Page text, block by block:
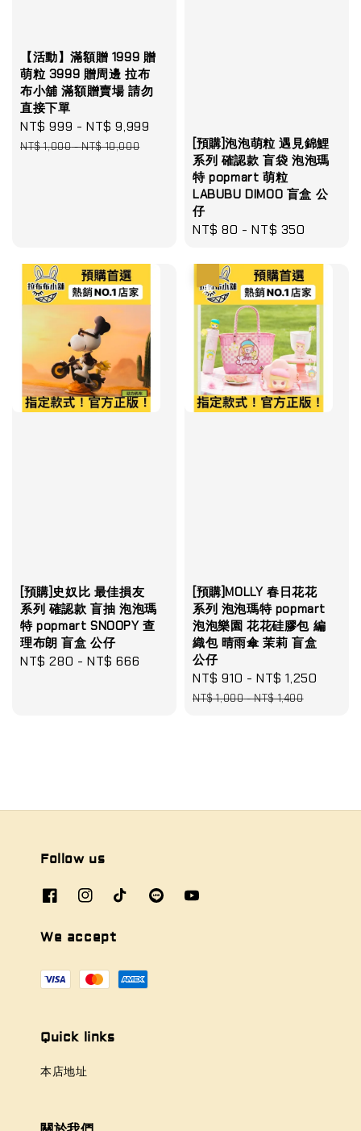
【活動】滿額贈 1999 贈
萌粒 3999 贈周邊 拉布
布小舖 滿額贈賣場 請勿
直接下單
Sale
price
NT$ 999 -NT$ 9,999
NT$ 1,000-NT$ 10,000
[預購]泡泡萌粒 遇見錦鯉
系列 確認款 盲袋 泡泡瑪
特 popmart 萌粒
LABUBU DIMOO 盲盒 公
仔
Regular
NT$ 80 -NT$ 350
[預購]史奴比 最佳損友
系列 確認款 盲抽 泡泡瑪
特 popmart SNOOPY 查
理布朗 盲盒 公仔
Regular
NT$ 280 -NT$ 666
[預購]MOLLY 春日花花
系列 泡泡瑪特 popmart
泡泡樂園 花花硅膠包 編
織包 晴雨傘 茉莉 盲盒
公仔
Sale
price
NT$ 910 -NT$ 1,250
NT$ 1,000-NT$ 1,400
Follow us
We accept
Quick links
本店地址